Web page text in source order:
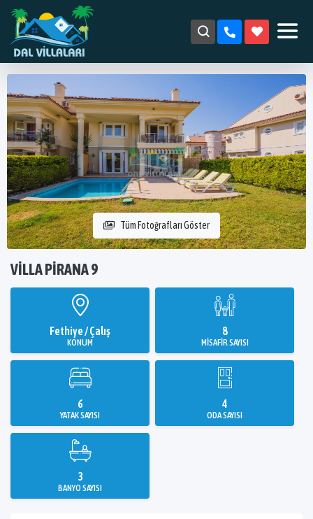
Tüm Fotoğrafları Göster
VILLA PIRANA 9
Fethiye / Çalış
KONUM
8
MISAFIR SAYISI
6
YATAK SAYISI
4
ODA SAYISI
3
BANYO SAYISI